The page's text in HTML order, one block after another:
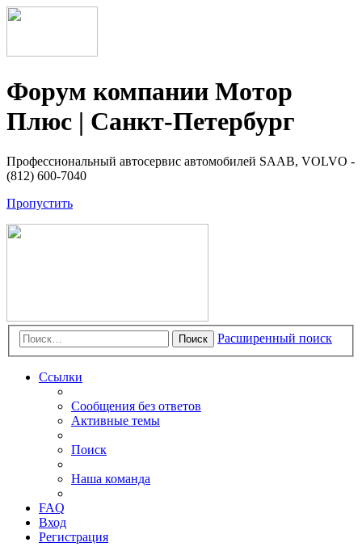
Форум компании Мотор
Плюс | Санкт-Петербург
Профессиональный автосервис автомобилей SAAB, VOLVO -
(812) 600-7040
Пропустить
Поиск Расширенный поиск
Ссылки
Сообщения без ответов
Активные темы
Поиск
Наша команда
FAQ
Вход
Регистрация